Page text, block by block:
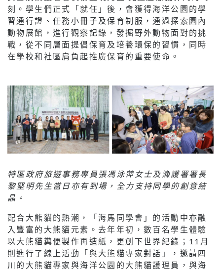
刻。學生們正式「就任」後，會獲得海洋公園的學
習通行證、任務小冊子及保育制服，通過探索園內
動物展館，進行觀察記錄，發掘野外動物面對的挑
戰，從不同層面提倡保育及培養環保的習慣，同時
在學校和社區肩負起推廣保育的重要使命。
特區政府旅遊事務專員張馮泳萍女士及漁護署署長
黎堅明先生當日亦有到場，全力支持同學的創意結
晶。
配合大熊貓的熱潮，「海馬同學會」的活動中亦融
入豐富的大熊貓元素。去年年初，數百名學生體驗
以大熊貓糞便製作再造紙，更創下世界紀錄；11月
則進行了線上活動「與大熊貓專家對話」，邀請四
川的大熊貓專家與海洋公園的大熊貓護理員，與海